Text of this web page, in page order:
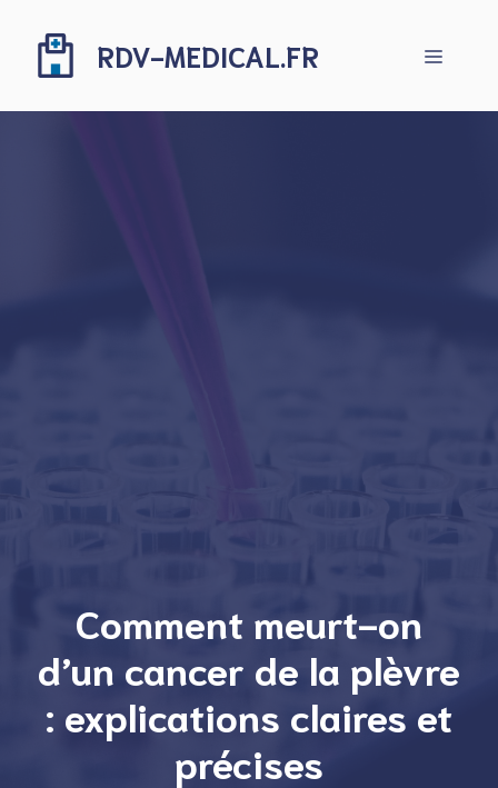
contenu
RDV-MEDICAL.FR Menu
Comment meurt-on
d’un cancer de la plèvre
: explications claires et
précises